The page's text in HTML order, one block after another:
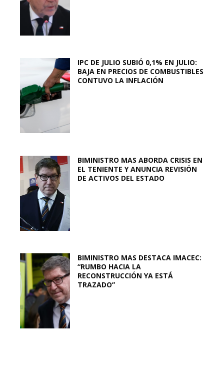
IPC DE JULIO SUBIÓ 0,1% EN JULIO:
BAJA EN PRECIOS DE COMBUSTIBLES
CONTUVO LA INFLACIÓN
BIMINISTRO MAS ABORDA CRISIS EN
EL TENIENTE Y ANUNCIA REVISIÓN
DE ACTIVOS DEL ESTADO
BIMINISTRO MAS DESTACA IMACEC:
“RUMBO HACIA LA
RECONSTRUCCIÓN YA ESTÁ
TRAZADO”